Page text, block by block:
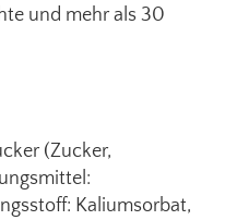
und mehr als 30
(Zucker,
Kaliumsorbat,